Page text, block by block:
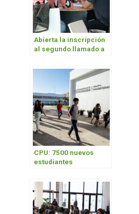
Abierta la inscripción
al segundo llamado a
Estudiantes Asistentes
CPU: 7500 nuevos
estudiantes
carrera universitaria